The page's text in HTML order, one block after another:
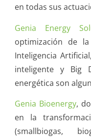
en todas sus
Genia Energy
optimización de
Inteligencia
inteligente y Big
energética son
Genia Bioenergy,
en la
(smallbiogas,